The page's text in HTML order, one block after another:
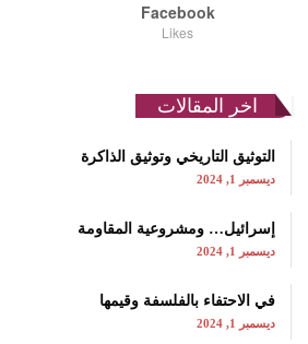
Facebook
Likes
اخر المقالات
التوثيق التاريخي وتوثيق الذاكرة
ديسمبر 1, 2024
إسرائيل… ومشروعية المقاومة
ديسمبر 1, 2024
في الاحتفاء بالفلسفة وقيمها
ديسمبر 1, 2024